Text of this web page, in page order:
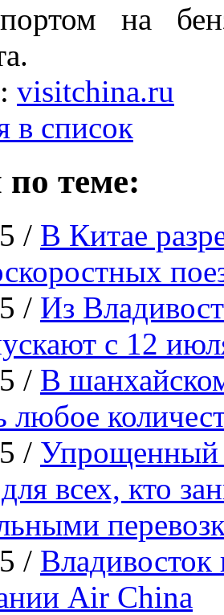
на
visitchina.ru
в список
теме:
/ В Китае
/ Из
с 12
/ В
любое
/ Упрощенный
всех, кто
/
Air China